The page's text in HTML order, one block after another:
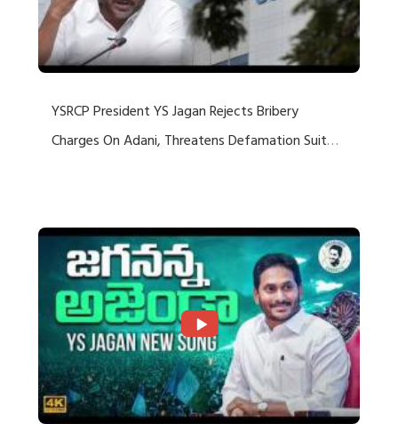
YSRCP President YS Jagan Rejects Bribery
Charges On Adani, Threatens Defamation Suit